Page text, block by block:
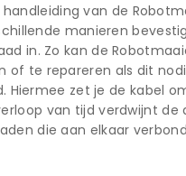
van de
manieren
in. Zo kan de
te repareren als dit
zet je de kabel
van tijd verdwijnt de
die aan elkaar